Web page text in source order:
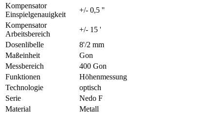
Kompensator
Einspielgenauigkeit
+/- 0,5 ''
Kompensator
Arbeitsbereich
+/- 15 '
Dosenlibelle
8'/2 mm
Maßeinheit
Gon
Messbereich
400 Gon
Funktionen
Höhenmessung
Technologie
optisch
Serie
Nedo F
Material
Metall